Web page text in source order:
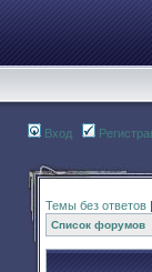
Вход
Темы без ответов |
Список форумов